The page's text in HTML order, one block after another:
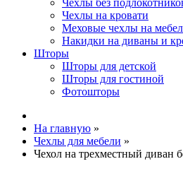
Чехлы без
Чехлы на кровати
Меховые чехлы на
Накидки на диваны и
Шторы
Шторы для детской
Шторы для гостиной
Фотошторы
На главную »
Чехлы для мебели »
Чехол на трехместный диван